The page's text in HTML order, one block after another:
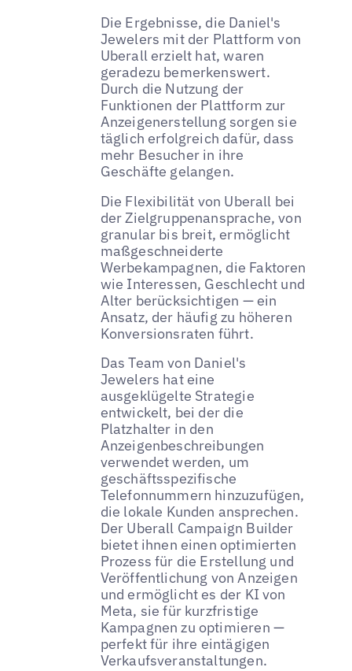
Die Ergebnisse, die Daniel's
Jewelers mit der Plattform von
Uberall erzielt hat, waren
geradezu bemerkenswert.
Durch die Nutzung der
Funktionen der Plattform zur
Anzeigenerstellung sorgen sie
täglich erfolgreich dafür, dass
mehr Besucher in ihre
Geschäfte gelangen.
Die Flexibilität von Uberall bei
der Zielgruppenansprache, von
granular bis breit, ermöglicht
maßgeschneiderte
Werbekampagnen, die Faktoren
wie Interessen, Geschlecht und
Alter berücksichtigen — ein
Ansatz, der häufig zu höheren
Konversionsraten führt.
Das Team von Daniel's
Jewelers hat eine
ausgeklügelte Strategie
entwickelt, bei der die
Platzhalter in den
Anzeigenbeschreibungen
verwendet werden, um
geschäftsspezifische
Telefonnummern hinzuzufügen,
die lokale Kunden ansprechen.
Der Uberall Campaign Builder
bietet ihnen einen optimierten
Prozess für die Erstellung und
Veröffentlichung von Anzeigen
und ermöglicht es der KI von
Meta, sie für kurzfristige
Kampagnen zu optimieren —
perfekt für ihre eintägigen
Verkaufsveranstaltungen.